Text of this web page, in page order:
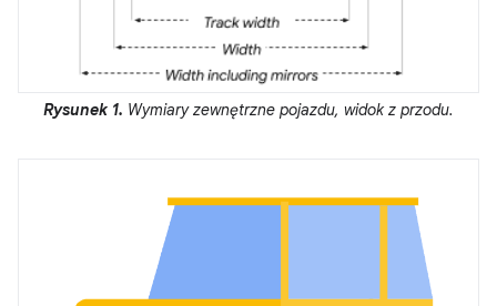
Rysunek 1. Wymiary zewnętrzne pojazdu, widok z przodu.